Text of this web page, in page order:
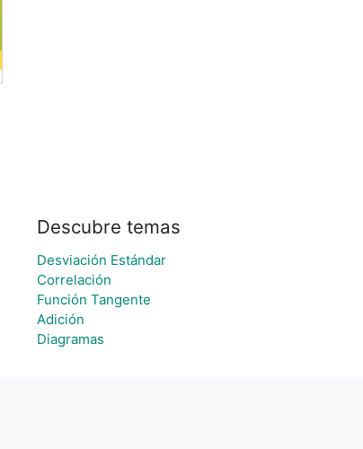
Descubre temas
Desviación Estándar
Correlación
Función Tangente
Adición
Diagramas